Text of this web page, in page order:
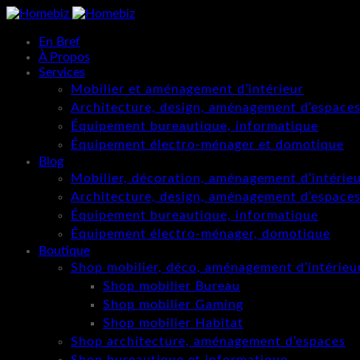
En Bref
À Propos
Services
Mobilier et aménagement d’intérieur
Architecture, design, aménagement d’espaces
Équipement bureautique, informatique
Équipement électro-ménager et domotique
Blog
Mobilier, décoration, aménagement
Architecture, design, aménagement d’espaces
Équipement bureautique, informatique
Équipement électro-ménager, domotique
Boutique
Shop mobilier, déco, aménagement
Shop mobilier Bureau
Shop mobilier Gaming
Shop mobilier Habitat
Shop architecture, aménagement d’espaces